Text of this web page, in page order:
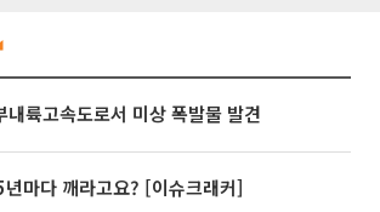
내륙고속도로서 미상 폭발물 발견
년마다 깨라고요? [이슈크래커]